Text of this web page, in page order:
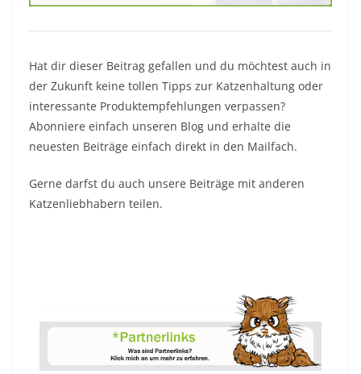
Hat dir dieser Beitrag gefallen und du möchtest auch in
der Zukunft keine tollen Tipps zur Katzenhaltung oder
interessante Produktempfehlungen verpassen?
Abonniere einfach unseren Blog und erhalte die
neuesten Beiträge einfach direkt in den Mailfach.
Gerne darfst du auch unsere Beiträge mit anderen
Katzenliebhabern teilen.